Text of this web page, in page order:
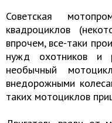
Советская
квадроциклов
впрочем, все-таки
нужд охотников и
необычный
внедорожными
таких мотоциклов